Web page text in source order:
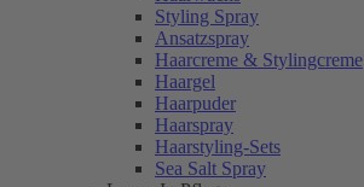
Styling Spray
Ansatzspray
Haarcreme & Stylingcreme
Haargel
Haarpuder
Haarspray
Haarstyling-Sets
Sea Salt Spray